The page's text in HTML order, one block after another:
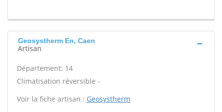
Geosystherm En, Caen
Artisan
Département: 14
Climatisation réversible -
Voir la fiche artisan : Geosystherm